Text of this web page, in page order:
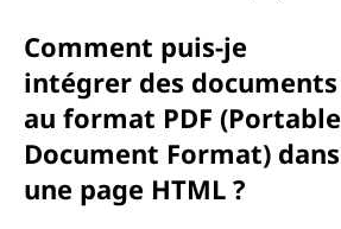
Comment puis-je
intégrer des documents
au format PDF (Portable
Document Format) dans
une page HTML ?